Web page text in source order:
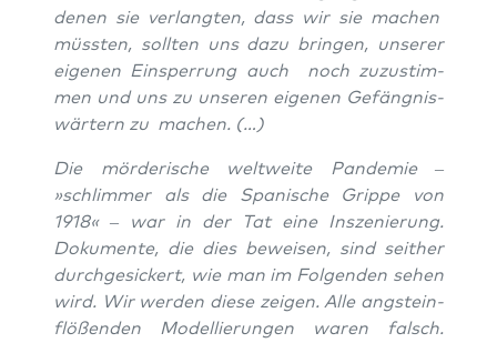
denen sie ver­lang­ten, dass wir sie machen
müss­ten, soll­ten uns dazu brin­gen, unse­rer
eige­nen Ein­sper­rung auch noch zuzu­stim­
men und uns zu unse­ren eige­nen Gefäng­nis­
wär­tern zu machen. (…)
Die mör­de­ri­sche welt­wei­te Pan­de­mie –
»schlim­mer als die Spa­ni­sche Grip­pe von
1918« – war in der Tat eine Insze­nie­rung.
Doku­men­te, die dies bewei­sen, sind seit­her
durch­ge­si­ckert, wie man im Fol­gen­den sehen
wird. Wir wer­den die­se zei­gen. Alle angst­ein­
flö­ßen­den Model­lie­run­gen waren falsch.